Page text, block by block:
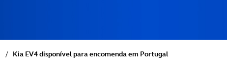
/ Kia EV4 disponível para encomenda em Portugal